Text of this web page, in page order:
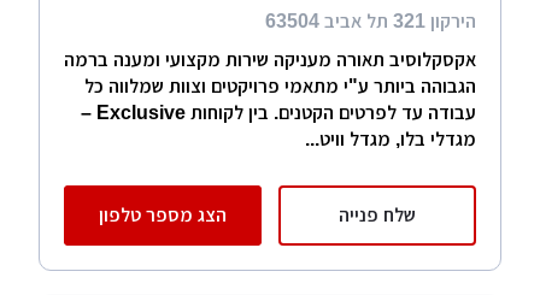
הירקון 321 תל אביב 63504
אקסקלוסיב תאורה מעניקה שירות מקצועי ומענה ברמה
הגבוהה ביותר ע"י מתאמי פרויקטים וצוות שמלווה כל
עבודה עד לפרטים הקטנים. בין לקוחות Exclusive –
מגדלי בלו, מגדל וויט...
שלח פנייה הצג מספר טלפון